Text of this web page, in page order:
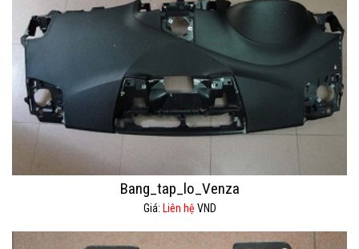
Bang_tap_lo_Venza
Giá: Liên hệ VND